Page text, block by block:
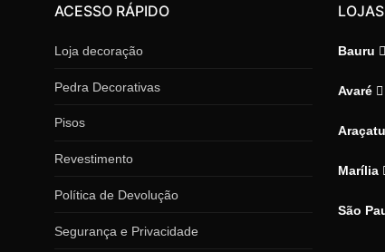
ACESSO RÁPIDO
Loja decoração
Pedra Decorativas
Pisos
Revestimento
Política de Devolução
Segurança e Privacidade
LOJAS
Bauru
Avaré
Marília
São